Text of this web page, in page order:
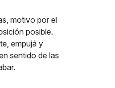
motivo por el
posible.
empujá y
sentido de las